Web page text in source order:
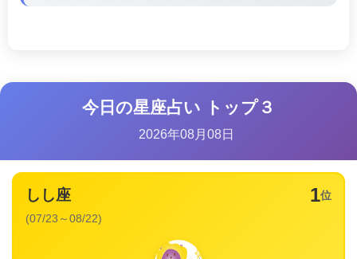
今日の星座占い トップ３
2026年08月08日
1位
しし座
(07/23～08/22)